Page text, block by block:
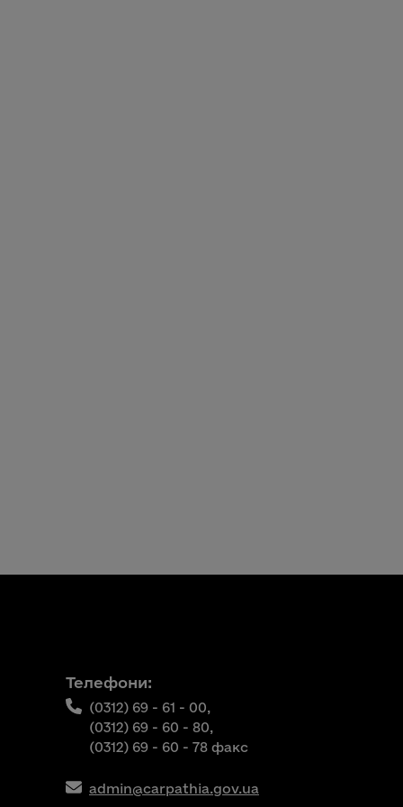
Телефони:
(0312) 69 - 61 - 00,
(0312) 69 - 60 - 80,
(0312) 69 - 60 - 78 факс
admin@carpathia.gov.ua